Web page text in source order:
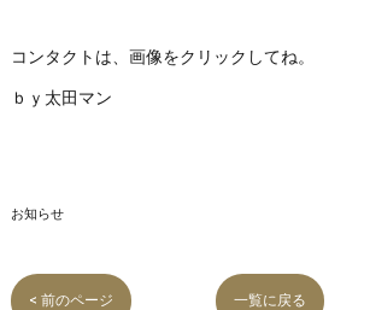
コンタクトは、画像をクリックしてね。
ｂｙ太田マン
お知らせ
< 前のページ 一覧に戻る